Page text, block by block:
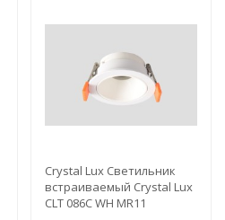
Crystal Lux Светильник
встраиваемый Crystal Lux
CLT 086C WH MR11